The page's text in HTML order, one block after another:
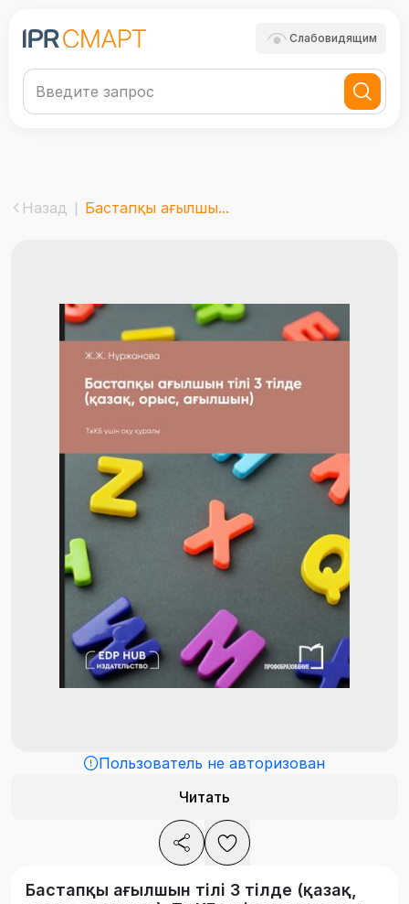
Слабовидящим
Назад Бастапқы ағылшы...
Пользователь не авторизован
Читать
Бастапқы ағылшын тілі 3 тілде (қазақ,